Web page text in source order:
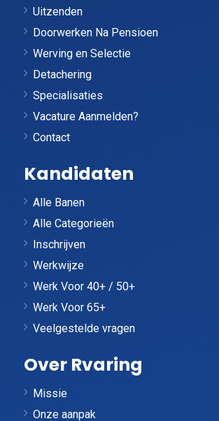
Uitzenden
Doorwerken Na Pensioen
Werving en Selectie
Detachering
Specialisaties
Vacature Aanmelden?
Contact
Kandidaten
Alle Banen
Alle Categorieën
Inschrijven
Werkwijze
Werk Voor 40+ / 50+
Werk Voor 65+
Veelgestelde vragen
Over Rvaring
Missie
Onze aanpak